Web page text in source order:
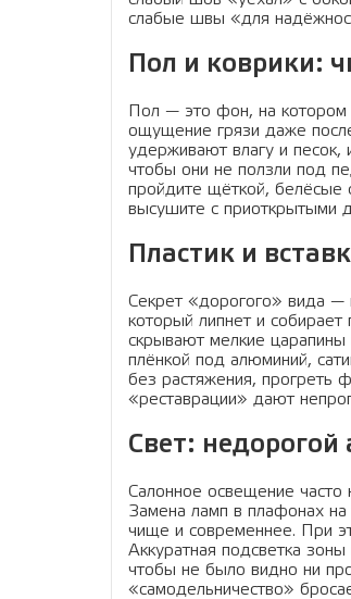
слабые швы «для
Пол и коврики:
Пол — это фон, на котором
ощущение грязи даже
удерживают влагу и песок,
чтобы они не ползли под
пройдите щёткой, белёсые
высушите с приоткрытыми
Пластик и
Секрет «дорогого» вида —
который липнет и
скрывают мелкие царапины
плёнкой под алюминий,
без растяжения, прогреть
«реставрации» дают
Свет: недорогой
Салонное освещение
Замена ламп в плафонах на
чище и современнее. При
Аккуратная подсветка
чтобы не было видно ни
«самодельничество»